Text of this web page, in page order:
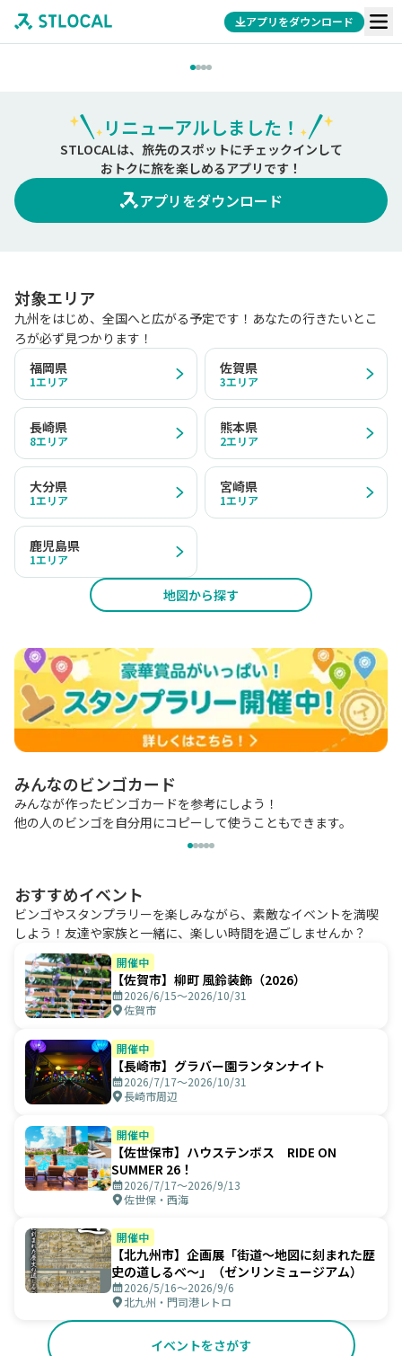
アプリをダウンロード
リニューアルしました！
STLOCALは、旅先のスポットにチェックインして
おトクに旅を楽しめるアプリです！
アプリをダウンロード
対象エリア
九州をはじめ、全国へと広がる予定です！あなたの行きたいとこ
ろが必ず見つかります！
福岡県
1エリア
佐賀県
3エリア
長崎県
8エリア
熊本県
2エリア
大分県
1エリア
宮崎県
1エリア
鹿児島県
1エリア
地図から探す
みんなのビンゴカード
みんなが作ったビンゴカードを参考にしよう！
他の人のビンゴを自分用にコピーして使うこともできます。
おすすめイベント
ビンゴやスタンプラリーを楽しみながら、素敵なイベントを満喫
しよう！友達や家族と一緒に、楽しい時間を過ごしませんか？
開催中
【佐賀市】柳町 風鈴装飾（2026）
2026/6/15〜2026/10/31
佐賀市
開催中
【長崎市】グラバー園ランタンナイト
2026/7/17〜2026/10/31
長崎市周辺
開催中
【佐世保市】ハウステンボス RIDE ON
SUMMER 26！
2026/7/17〜2026/9/13
佐世保・西海
開催中
【北九州市】企画展「街道～地図に刻まれた歴
史の道しるべ～」（ゼンリンミュージアム）
2026/5/16〜2026/9/6
北九州・門司港レトロ
イベントをさがす